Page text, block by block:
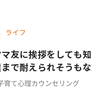
ライフ
友に挨拶をしても
で耐えられそうも
育て心理カウンセリング